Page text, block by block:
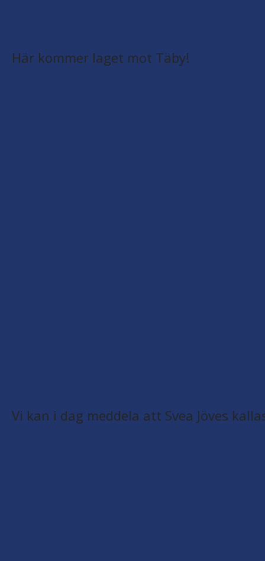
Här kommer laget mot Täby!
Vi kan i dag meddela att Svea Jöves